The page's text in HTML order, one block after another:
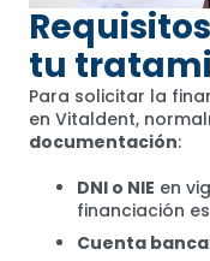
tu
Para solicitar la
en Vitaldent,
documentación:
DNI o NIE en
financiación
Cuenta